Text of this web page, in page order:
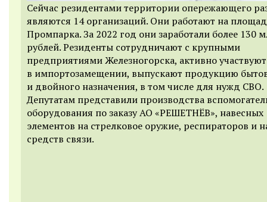
Сейчас резидентами территории опережающего
являются 14 организаций. Они работают на
Промпарка. За 2022 год они заработали более 130
рублей. Резиденты сотрудничают с крупными
предприятиями Железногорска, активно участвуют
в импортозамещении, выпускают продукцию
и двойного назначения, в том числе для нужд СВО.
Депутатам представили производства
оборудования по заказу АО «РЕШЕТНЁВ», навесных
элементов на стрелковое оружие, респираторов и
средств связи.